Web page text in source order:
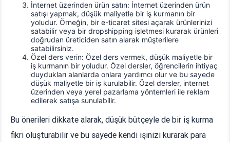
İnternet üzerinden ürün satın: İnternet üzerinden ürün
satışı yapmak, düşük maliyetle bir iş kurmanın bir
yoludur. Örneğin, bir e-ticaret sitesi açarak ürünlerinizi
satabilir veya bir dropshipping işletmesi kurarak ürünleri
doğrudan üreticiden satın alarak müşterilere
satabilirsiniz.
Özel ders verin: Özel ders vermek, düşük maliyetle bir
iş kurmanın bir yoludur. Özel dersler, öğrencilerin ihtiyaç
duydukları alanlarda onlara yardımcı olur ve bu sayede
düşük maliyetle bir iş kurulabilir. Özel dersler, internet
üzerinden veya yerel pazarlama yöntemleri ile reklam
edilerek satışa sunulabilir.
Bu önerileri dikkate alarak, düşük bütçeyle de bir iş kurma
fikri oluşturabilir ve bu sayede kendi işinizi kurarak para